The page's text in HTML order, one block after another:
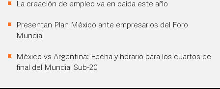
La creación de empleo va en caída este año
Presentan Plan México ante empresarios del Foro
Mundial
México vs Argentina: Fecha y horario para los cuartos de
final del Mundial Sub-20